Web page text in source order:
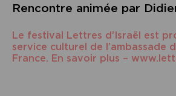
Rencontre animée par
Le festival Lettres d’Israël est
service culturel de l’ambassade
France. En savoir plus –